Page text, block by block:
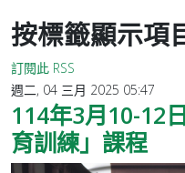
按標籤顯示項
訂閱此 RSS
週二, 04 三月 2025 05:47
114年3月10-12
育訓練」課程